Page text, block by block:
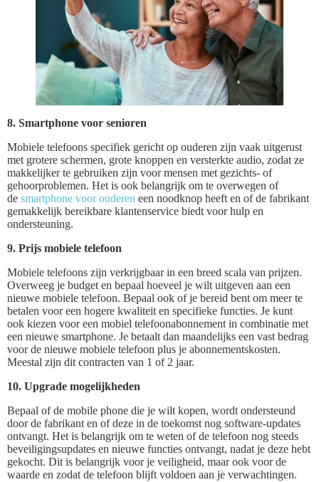
8. Smartphone voor senioren
Mobiele telefoons specifiek gericht op ouderen zijn vaak uitgerust
met grotere schermen, grote knoppen en versterkte audio, zodat ze
makkelijker te gebruiken zijn voor mensen met gezichts- of
gehoorproblemen. Het is ook belangrijk om te overwegen of
de smartphone voor ouderen een noodknop heeft en of de fabrikant
gemakkelijk bereikbare klantenservice biedt voor hulp en
ondersteuning.
9. Prijs mobiele telefoon
Mobiele telefoons zijn verkrijgbaar in een breed scala van prijzen.
Overweeg je budget en bepaal hoeveel je wilt uitgeven aan een
nieuwe mobiele telefoon. Bepaal ook of je bereid bent om meer te
betalen voor een hogere kwaliteit en specifieke functies. Je kunt
ook kiezen voor een mobiel telefoonabonnement in combinatie met
een nieuwe smartphone. Je betaalt dan maandelijks een vast bedrag
voor de nieuwe mobiele telefoon plus je abonnementskosten.
Meestal zijn dit contracten van 1 of 2 jaar.
10. Upgrade mogelijkheden
Bepaal of de mobile phone die je wilt kopen, wordt ondersteund
door de fabrikant en of deze in de toekomst nog software-updates
ontvangt. Het is belangrijk om te weten of de telefoon nog steeds
beveiligingsupdates en nieuwe functies ontvangt, nadat je deze hebt
gekocht. Dit is belangrijk voor je veiligheid, maar ook voor de
waarde en zodat de telefoon blijft voldoen aan je verwachtingen.